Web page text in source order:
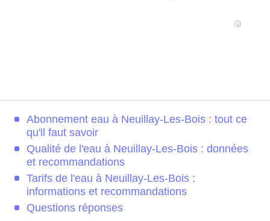
Abonnement eau à Neuillay-Les-Bois : tout ce
qu'il faut savoir
Qualité de l'eau à Neuillay-Les-Bois : données
et recommandations
Tarifs de l'eau à Neuillay-Les-Bois :
informations et recommandations
Questions réponses